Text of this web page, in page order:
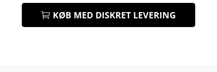
KØB MED DISKRET LEVERING